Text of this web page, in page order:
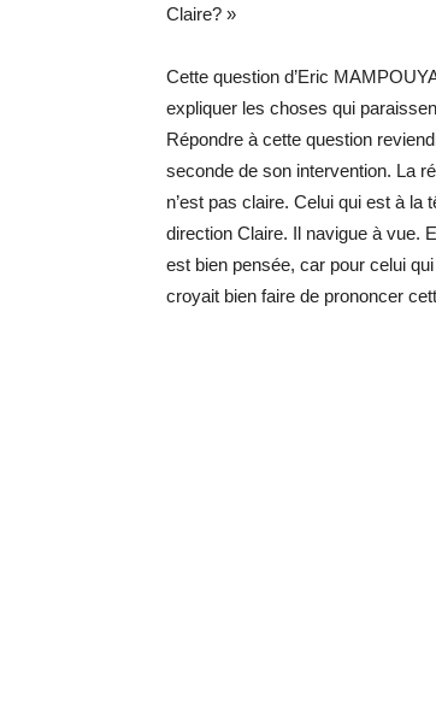
Claire? »
Cette question d’Eric
expliquer les choses qui
Répondre à cette question
seconde de son intervention. La
n’est pas claire. Celui qui est à la
direction Claire. Il navigue à vue.
est bien pensée, car pour celui
croyait bien faire de prononcer